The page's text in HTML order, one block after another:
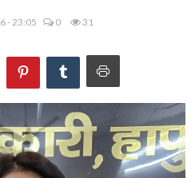
- 23:05 0 31